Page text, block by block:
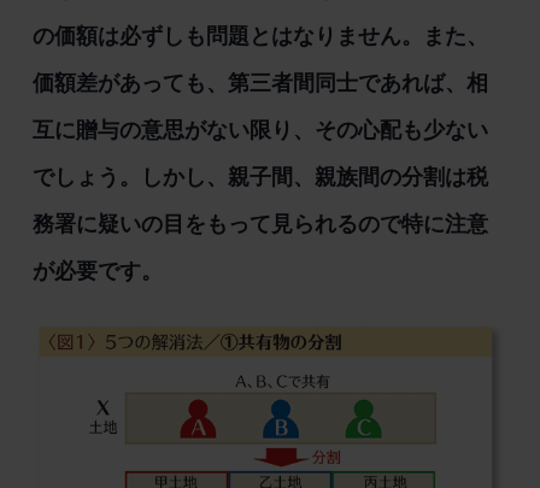
の価額は必ずしも問題とはなりません。また、
価額差があっても、第三者間同士であれば、相
互に贈与の意思がない限り、その心配も少ない
でしょう。しかし、親子間、親族間の分割は税
務署に疑いの目をもって見られるので特に注意
が必要です。